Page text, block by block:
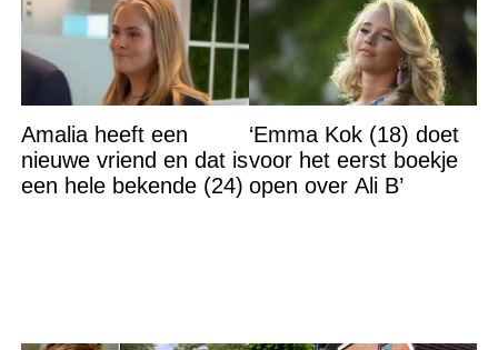
Amalia heeft een
nieuwe vriend en dat is
een hele bekende (24)
‘Emma Kok (18) doet
voor het eerst boekje
open over Ali B’